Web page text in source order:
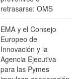
retrasarse: OMS
EMA y el Consejo
Europeo de
Innovación y la
Agencia Ejecutiva
para las Pymes